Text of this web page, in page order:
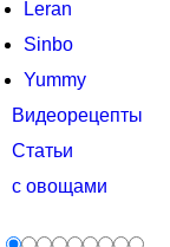
Leran
Sinbo
Yummy
Видеорецепты
Статьи
с овощами